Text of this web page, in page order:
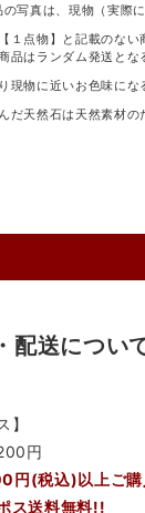
の写真は、現物（実際
１点物】と記載のない
品はランダム発送と
現物に近いお色味に
だ天然石は天然素材
配送につい
】
円
円(税込)以上ご購
ス送料無料!!